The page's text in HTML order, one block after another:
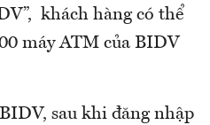
khách hàng có thể
máy ATM của BIDV
sau khi đăng nhập